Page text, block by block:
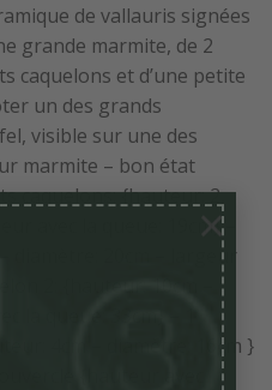
×
de vallauris signées
grande marmite, de 2
caquelons et d’une petite
un des grands
visible sur une des
marmite – bon état
caquelons: {hauteur: 2,
avec la queue: 19cm} –
diamètre: 20cm – largeur
2: {hauteur: 10cm –
la queue: 33cm} – 1
4cm – diamètre: 16cm }
{hauteur avec